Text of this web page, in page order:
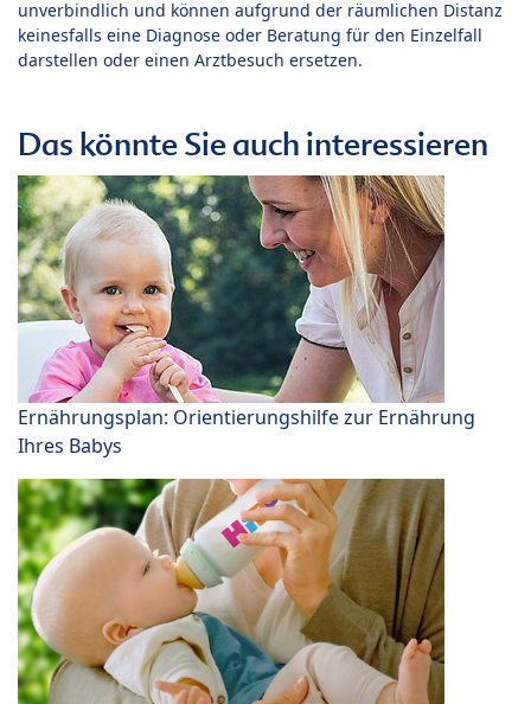
unverbindlich und können aufgrund der räumlichen Distanz
keinesfalls eine Diagnose oder Beratung für den Einzelfall
darstellen oder einen Arztbesuch ersetzen.
Das könnte Sie auch interessieren
Ernährungsplan: Orientierungshilfe zur Ernährung
Ihres Babys